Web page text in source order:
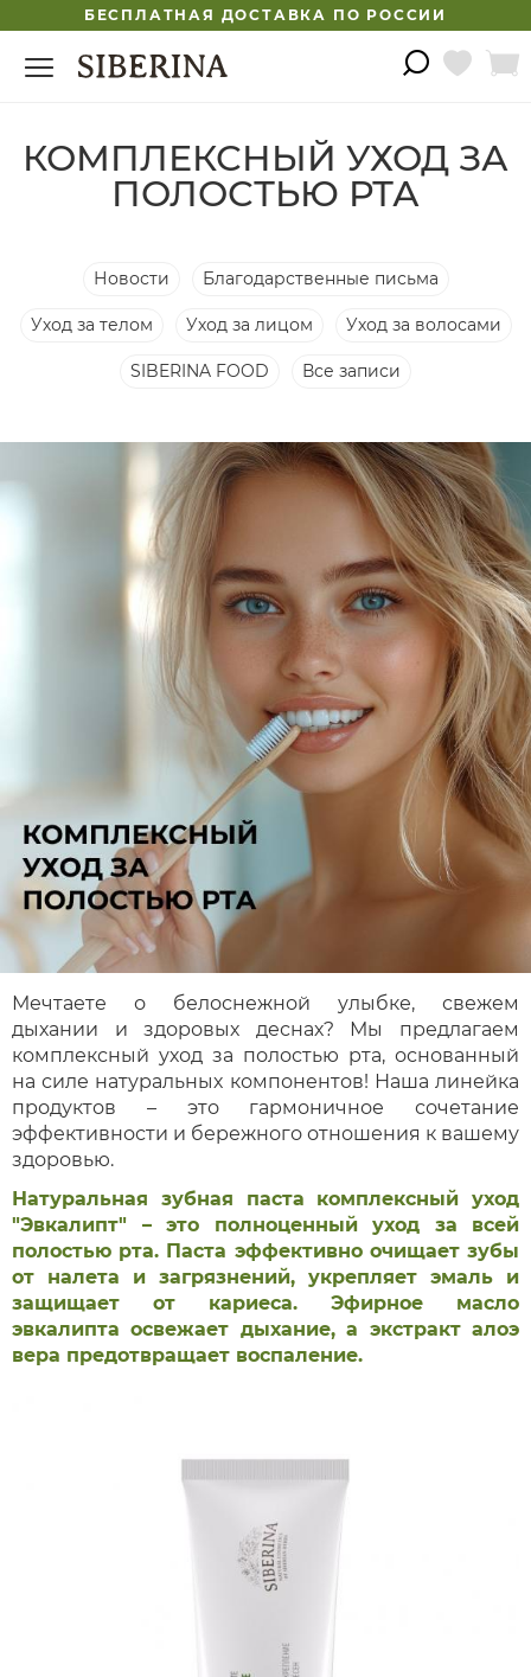
БЕСПЛАТНАЯ ДОСТАВКА ПО РОССИИ
КОМПЛЕКСНЫЙ УХОД ЗА
ПОЛОСТЬЮ РТА
Новости Благодарственные письма
Уход за телом Уход за лицом Уход за волосами
SIBERINA FOOD Все записи
Мечтаете о белоснежной улыбке, свежем
дыхании и здоровых деснах? Мы предлагаем
комплексный уход за полостью рта, основанный
на силе натуральных компонентов! Наша линейка
продуктов – это гармоничное сочетание
эффективности и бережного отношения к вашему
здоровью.
Натуральная зубная паста комплексный уход
"Эвкалипт" – это полноценный уход за всей
полостью рта. Паста эффективно очищает зубы
от налета и загрязнений, укрепляет эмаль и
защищает от кариеса. Эфирное масло
эвкалипта освежает дыхание, а экстракт алоэ
вера предотвращает воспаление.